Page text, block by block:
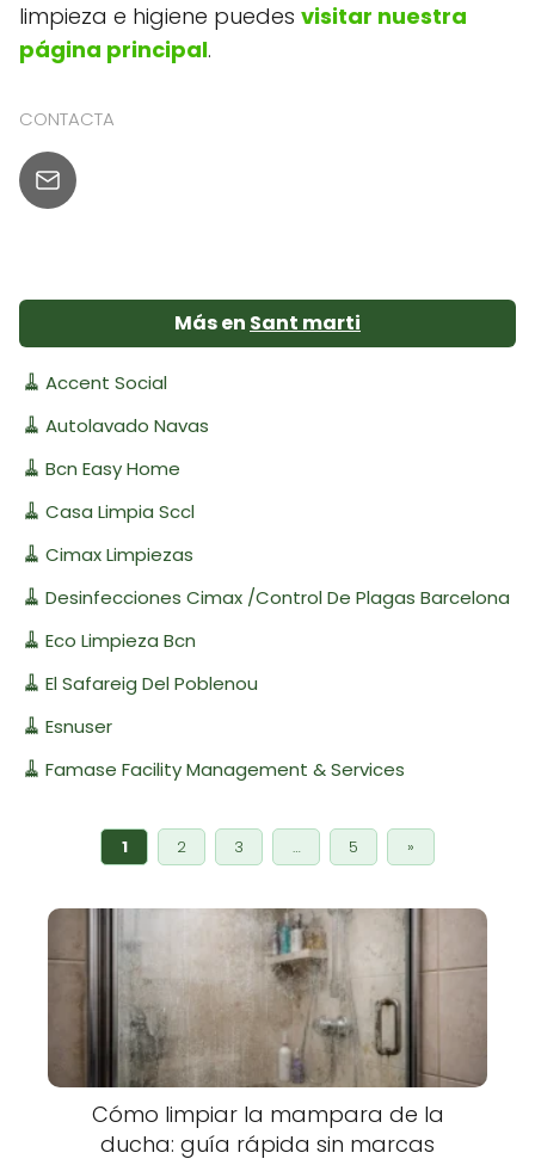
limpieza e higiene puedes visitar nuestra
página principal.
CONTACTA
Más en Sant marti
🧹 Accent Social
🧹 Autolavado Navas
🧹 Bcn Easy Home
🧹 Casa Limpia Sccl
🧹 Cimax Limpiezas
🧹 Desinfecciones Cimax /Control De Plagas Barcelona
🧹 Eco Limpieza Bcn
🧹 El Safareig Del Poblenou
🧹 Esnuser
🧹 Famase Facility Management & Services
1 2 3 … 5 »
Cómo limpiar la mampara de la
ducha: guía rápida sin marcas